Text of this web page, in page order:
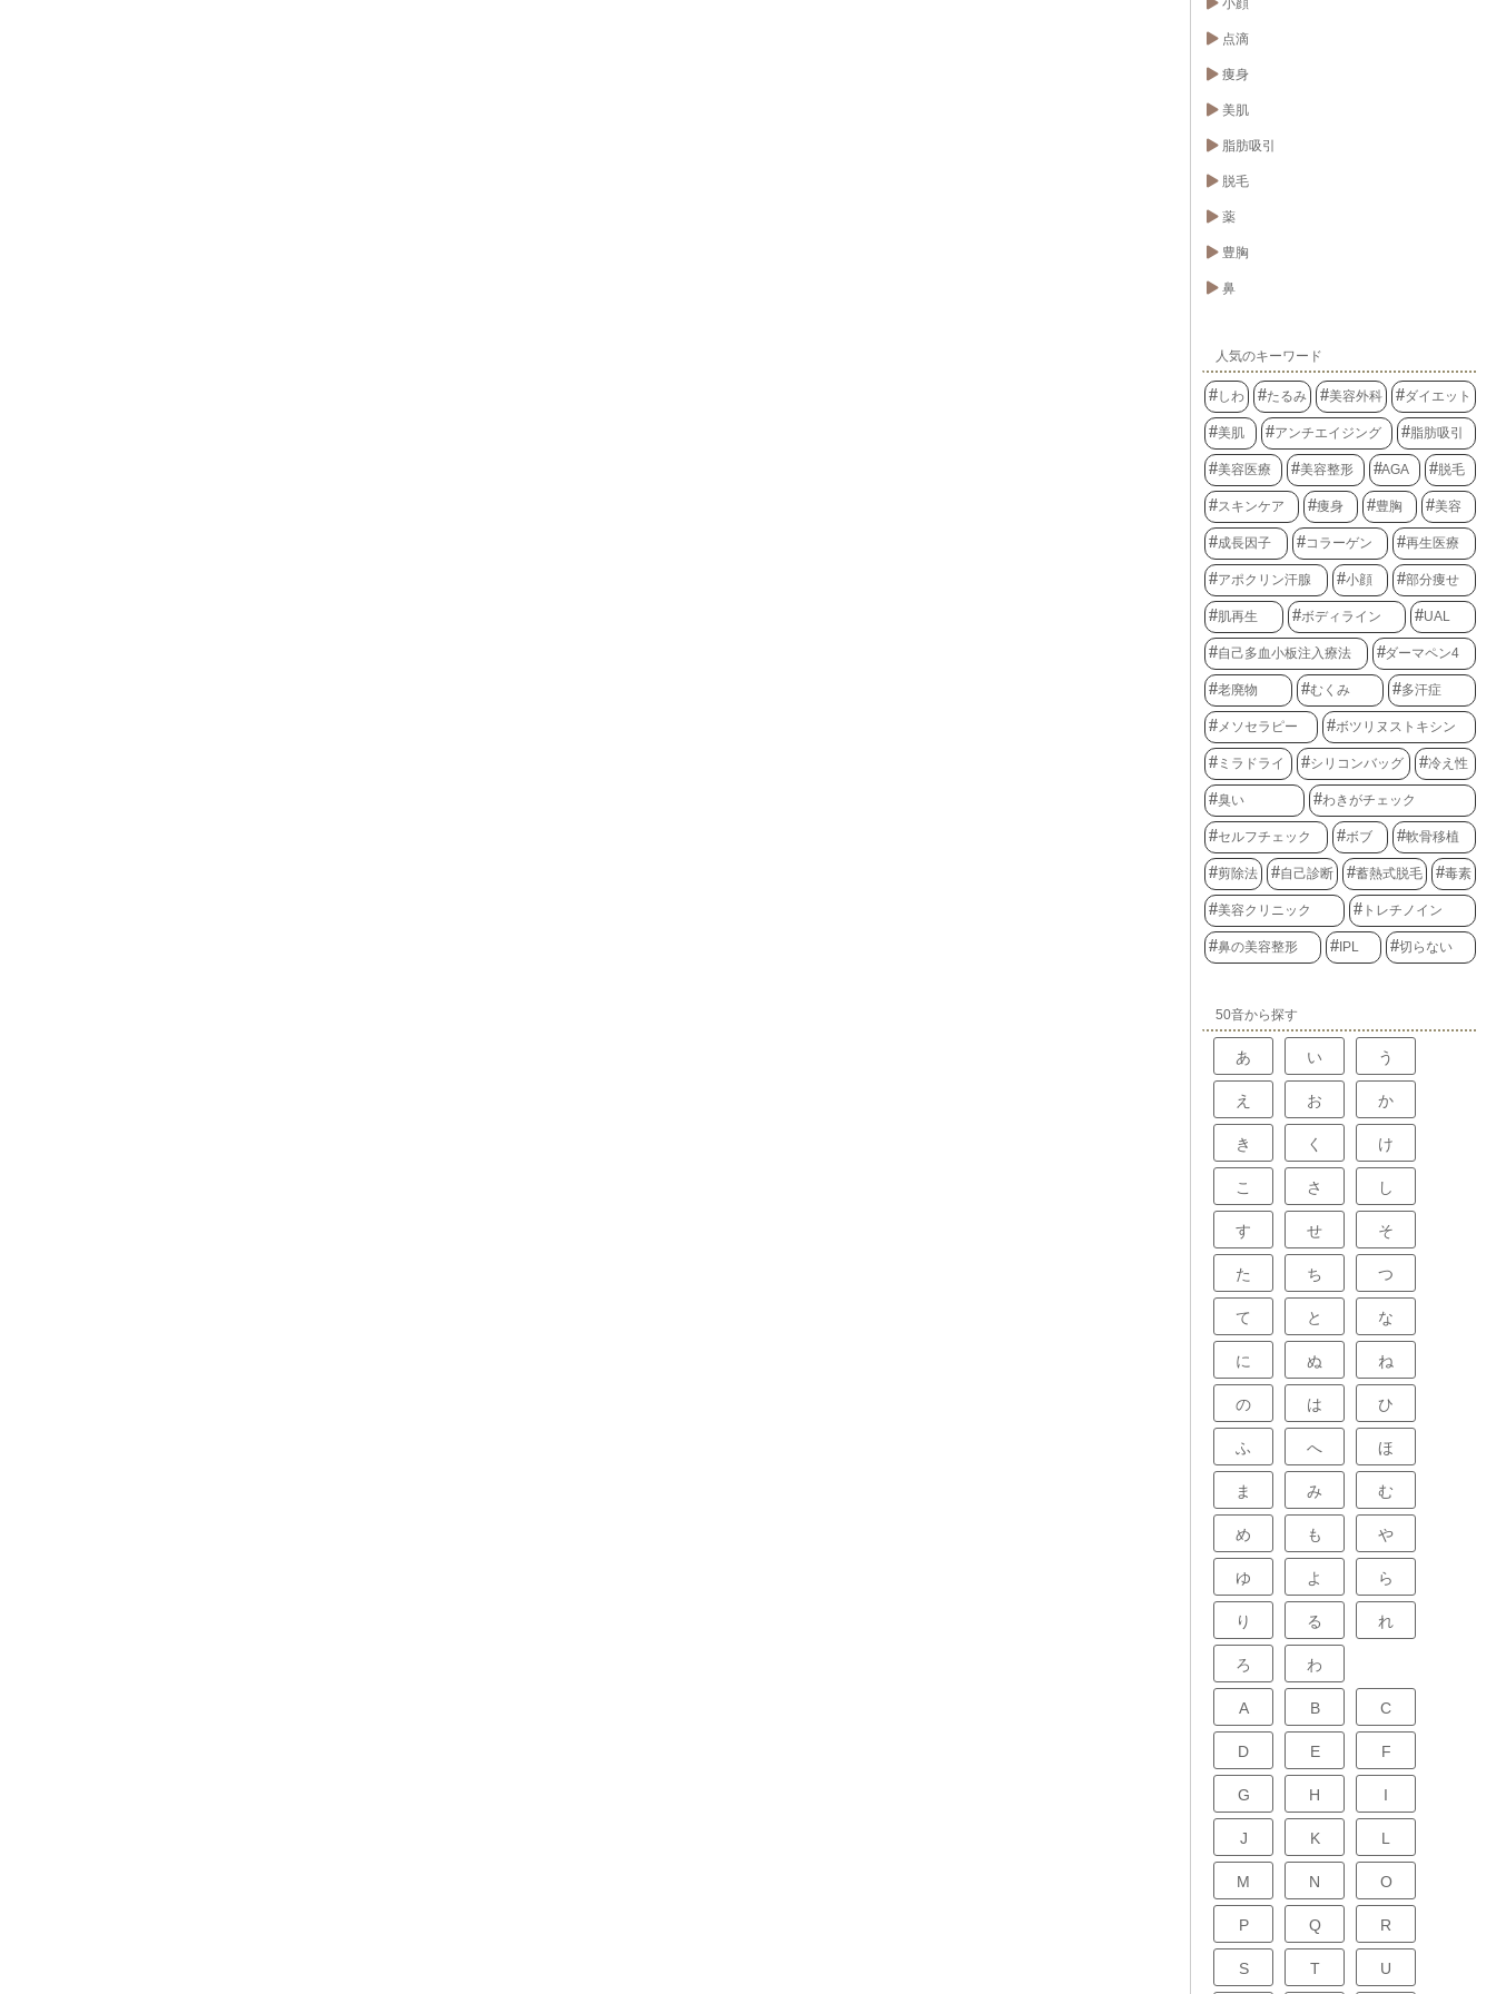
小顔
点滴
痩身
美肌
脂肪吸引
脱毛
薬
豊胸
鼻
人気のキーワード
しわ たるみ 美容外科 ダイエット
美肌 アンチエイジング 脂肪吸引
美容医療 美容整形 AGA 脱毛
スキンケア 痩身 豊胸 美容
成長因子 コラーゲン 再生医療
アポクリン汗腺 小顔 部分痩せ
肌再生 ボディライン UAL
自己多血小板注入療法 ダーマペン4
老廃物 むくみ 多汗症
メソセラピー ボツリヌストキシン
ミラドライ シリコンバッグ 冷え性
臭い わきがチェック
セルフチェック ボブ 軟骨移植
剪除法 自己診断 蓄熱式脱毛 毒素
美容クリニック トレチノイン
鼻の美容整形 IPL 切らない
50音から探す
あ い う
え お か
き く け
こ さ し
す せ そ
た ち つ
て と な
に ぬ ね
の は ひ
ふ へ ほ
ま み む
め も や
ゆ よ ら
り る れ
ろ わ
A B C
D E F
G H I
J K L
M N O
P Q R
S T U